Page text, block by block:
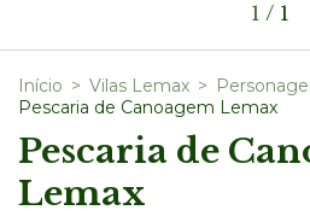
1 / 1
Início > Vilas Lemax >
Pescaria de Canoagem Lemax
Pescaria de
Lemax